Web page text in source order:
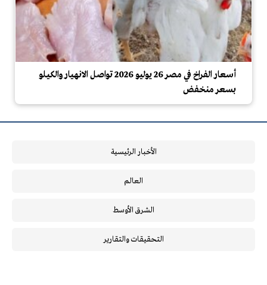
أسعار الفراخ في مصر 26 يوليو 2026 تواصل الانهيار والكيلو
بسعر منخفض
الأخبار الرئيسية
العالم
الشرق الأوسط
التحقيقات والتقارير